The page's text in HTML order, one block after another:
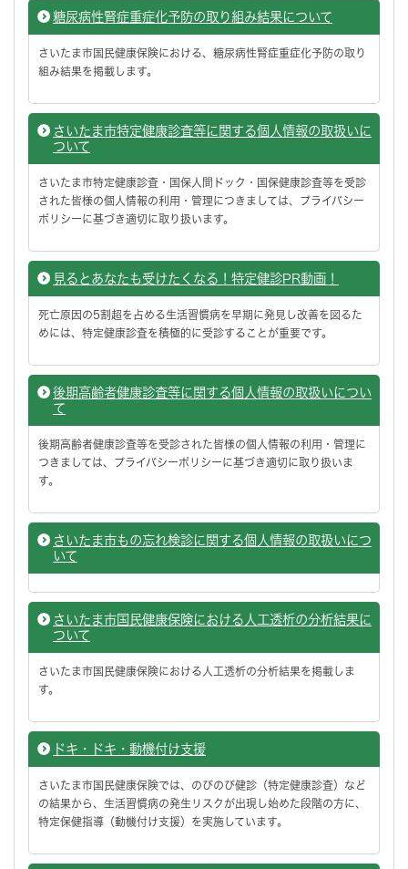
糖尿病性腎症重症化予防の取り組み結果について
さいたま市国民健康保険における、糖尿病性腎症重症化予防の取り
組み結果を掲載します。
さいたま市特定健康診査等に関する個人情報の取扱いに
ついて
さいたま市特定健康診査・国保人間ドック・国保健康診査等を受診
された皆様の個人情報の利用・管理につきましては、プライバシー
ポリシーに基づき適切に取り扱います。
見るとあなたも受けたくなる！特定健診PR動画！
死亡原因の5割超を占める生活習慣病を早期に発見し改善を図るた
めには、特定健康診査を積極的に受診することが重要です。
後期高齢者健康診査等に関する個人情報の取扱いについ
て
後期高齢者健康診査等を受診された皆様の個人情報の利用・管理に
つきましては、プライバシーポリシーに基づき適切に取り扱いま
す。
さいたま市もの忘れ検診に関する個人情報の取扱いにつ
いて
さいたま市国民健康保険における人工透析の分析結果に
ついて
さいたま市国民健康保険における人工透析の分析結果を掲載しま
す。
ドキ・ドキ・動機付け支援
さいたま市国民健康保険では、のびのび健診（特定健康診査）など
の結果から、生活習慣病の発生リスクが出現し始めた段階の方に、
特定保健指導（動機付け支援）を実施しています。